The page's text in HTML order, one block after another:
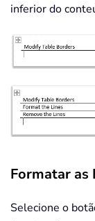
inferior do
Formatar as
Selecione o